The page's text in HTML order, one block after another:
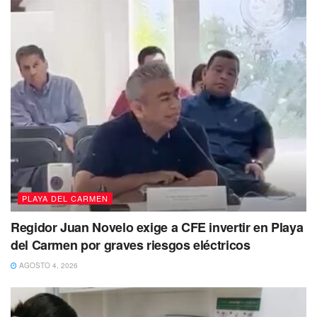
autoridades agradecerían mucho que por favor te
998 8817150 ext. 2130.
También se busca a: Luis Javier Centeno Catzín
Luis Javier Centeno Catzín de 27 añosde edad fue visto
por última vez el 10 de junio de 2023, por sus familiares en
Solidaridad, Quintana Roo.
PLAYA DEL CARMEN
Regidor Juan Novelo exige a CFE invertir en Playa
del Carmen por graves riesgos eléctricos
AGOSTO 4, 2026